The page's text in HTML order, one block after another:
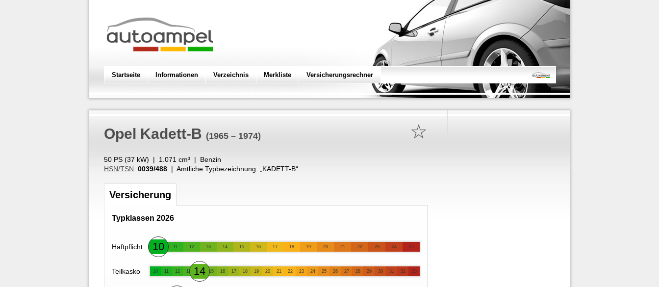
Startseite Informationen Verzeichnis Merkliste Versicherungsrechner
☆
Opel Kadett-B (1965 – 1974)
50 PS (37 kW) | 1.071 cm³ | Benzin
HSN/TSN: 0039/488 | Amtliche Typbezeichnung: „ KADETT-B“
Versicherung
Typklassen 2026
Haftpflicht 10 11 12 13 14 15 16 17 18 19 20 21 22 23 24 25
Teilkasko 10 11 12 13 14 15 16 17 18 19 20 21 22 23 24 25 26 27 28 29 30 31 32 33